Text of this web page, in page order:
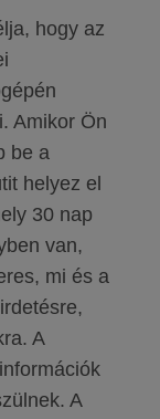
hogy az
Amikor Ön
be a
helyez el
30 nap
van,
mi és a
A
A